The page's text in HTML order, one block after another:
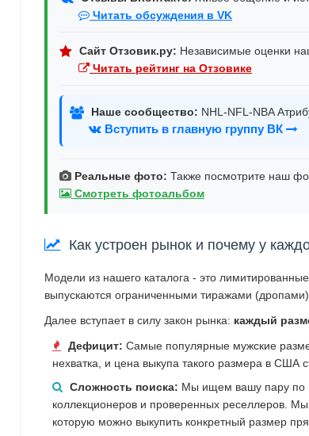
Читать обсуждения в VK
Сайт Отзовик.ру: Независимые оценки
Читать рейтинг на Отзовике
Наше сообщество: NHL-NFL-NBA
Вступить в главную группу ВК
Реальные фото: Также посмотрите наш
Смотреть фотоальбом
Как устроен рынок и почему у
Модели из нашего каталога - это
выпускаются ограниченными тиражами
Далее вступает в силу закон рынка: каждый
Дефицит: Самые популярные мужские
нехватка, и цена выкупа такого размера в США
Сложность поиска: Мы ищем вашу пару по
коллекционеров и проверенных реселлеров.
которую можно выкупить конкретный размер